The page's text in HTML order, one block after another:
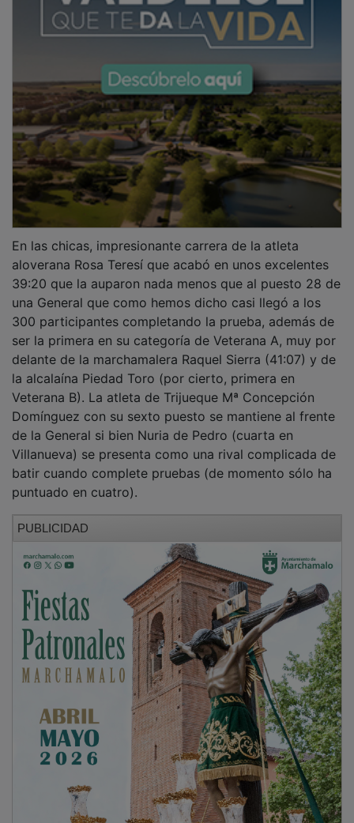
En las chicas, impresionante carrera de la atleta
aloverana Rosa Teresí que acabó en unos excelentes
39:20 que la auparon nada menos que al puesto 28 de
una General que como hemos dicho casi llegó a los
300 participantes completando la prueba, además de
ser la primera en su categoría de Veterana A, muy por
delante de la marchamalera Raquel Sierra (41:07) y de
la alcalaína Piedad Toro (por cierto, primera en
Veterana B). La atleta de Trijueque Mª Concepción
Domínguez con su sexto puesto se mantiene al frente
de la General si bien Nuria de Pedro (cuarta en
Villanueva) se presenta como una rival complicada de
batir cuando complete pruebas (de momento sólo ha
puntuado en cuatro).